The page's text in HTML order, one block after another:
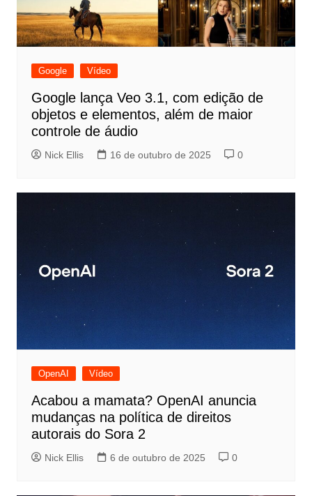
Google Vídeo
Google lança Veo 3.1, com edição de
objetos e elementos, além de maior
controle de áudio
Nick Ellis 16 de outubro de 2025 0
OpenAI Vídeo
Acabou a mamata? OpenAI anuncia
mudanças na política de direitos
autorais do Sora 2
Nick Ellis 6 de outubro de 2025 0